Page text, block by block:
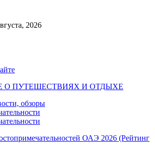
2026
О ПУТЕШЕСТВИЯХ И ОТДЫХЕ
обзоры
ОАЭ 2026 (Рейтинг